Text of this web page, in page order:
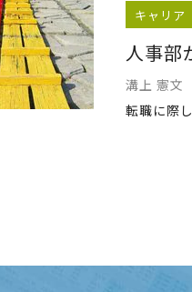
キャリア
人事部
溝上 憲文